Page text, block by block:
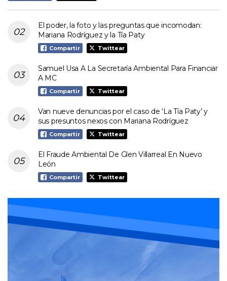
El poder, la foto y las preguntas que incomodan:
Mariana Rodríguez y la Tía Paty
Compartir Twittear
Samuel Usa A La Secretaría Ambiental Para Financiar
A MC
Compartir Twittear
Van nueve denuncias por el caso de ‘La Tía Paty’ y
sus presuntos nexos con Mariana Rodríguez
Compartir Twittear
El Fraude Ambiental De Glen Villarreal En Nuevo
León
Compartir Twittear